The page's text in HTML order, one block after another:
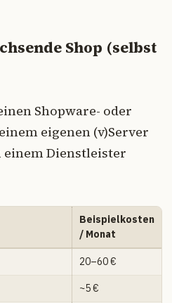
Shop (selbst
Shopware- oder
eigenen (v)Server
einem Dienstleister
Beispielkosten
/ Monat
20–60 €
~5 €